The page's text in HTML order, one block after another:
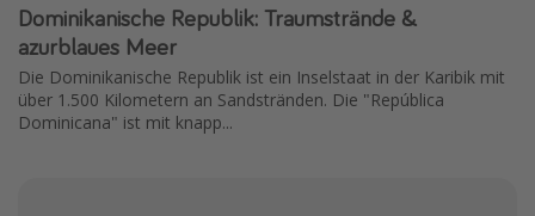
Dominikanische Republik: Traumstrände &
azurblaues Meer
Die Dominikanische Republik ist ein Inselstaat in der Karibik mit
über 1.500 Kilometern an Sandstränden. Die "República
Dominicana" ist mit knapp...